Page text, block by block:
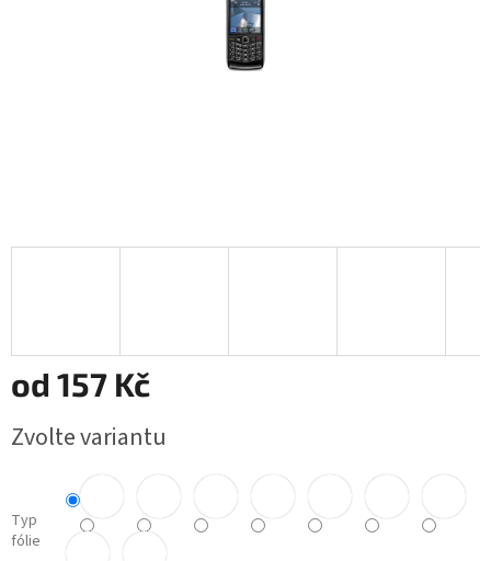
od 157 Kč
cena:
Zvolte variantu
Typ
fólie